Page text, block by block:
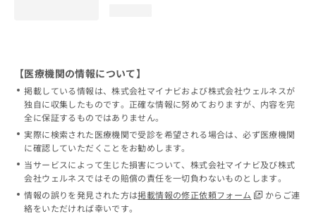
【医療機関の情報について】
掲載している情報は、株式会社マイナビおよび株式会社ウェルネスが
独自に収集したものです。正確な情報に努めておりますが、内容を完
全に保証するものではありません。
実際に検索された医療機関で受診を希望される場合は、必ず医療機関
に確認していただくことをお勧めします。
当サービスによって生じた損害について、株式会社マイナビ及び株式
会社ウェルネスではその賠償の責任を一切負わないものとします。
情報の誤りを発見された方は掲載情報の修正依頼フォーム
からご連
絡をいただければ幸いです。